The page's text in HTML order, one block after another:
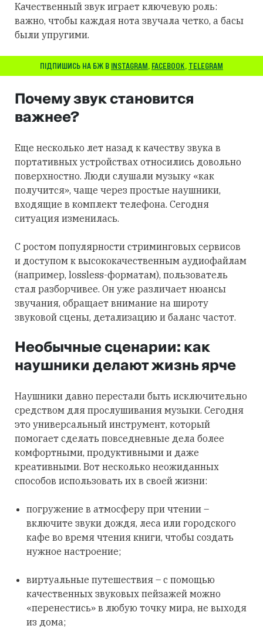
Качественный звук играет ключевую роль:
важно, чтобы каждая нота звучала четко, а басы
были упругими.
ПІДПИШИСЬ НА БЖ В INSTAGRAM, FACEBOOK, TELEGRAM
Почему звук становится
важнее?
Еще несколько лет назад к качеству звука в
портативных устройствах относились довольно
поверхностно. Люди слушали музыку «как
получится», чаще через простые наушники,
входящие в комплект телефона. Сегодня
ситуация изменилась.
С ростом популярности стриминговых сервисов
и доступом к высококачественным аудиофайлам
(например, lossless-форматам), пользователь
стал разборчивее. Он уже различает нюансы
звучания, обращает внимание на широту
звуковой сцены, детализацию и баланс частот.
Необычные сценарии: как
наушники делают жизнь ярче
Наушники давно перестали быть исключительно
средством для прослушивания музыки. Сегодня
это универсальный инструмент, который
помогает сделать повседневные дела более
комфортными, продуктивными и даже
креативными. Вот несколько неожиданных
способов использовать их в своей жизни:
погружение в атмосферу при чтении –
включите звуки дождя, леса или городского
кафе во время чтения книги, чтобы создать
нужное настроение;
виртуальные путешествия – с помощью
качественных звуковых пейзажей можно
«перенестись» в любую точку мира, не выходя
из дома;